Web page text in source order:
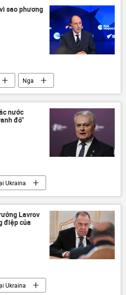
sao phương
Nga
nước
đỏ"
Ukraina
Ukraina
Thế giới
Lavrov
điệp của
Ukraina